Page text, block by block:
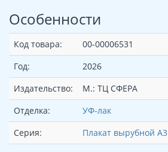
Особенности
Код товара:
00-00006531
Год:
2026
Издательство:
М.: ТЦ СФЕРА
Отделка:
УФ-лак
Серия:
Плакат вырубной А3